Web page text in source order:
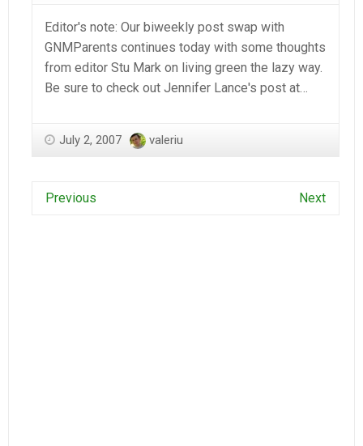
Editor's note: Our biweekly post swap with
GNMParents continues today with some thoughts
from editor Stu Mark on living green the lazy way.
Be sure to check out Jennifer Lance's post at…
July 2, 2007 valeriu
Previous Next